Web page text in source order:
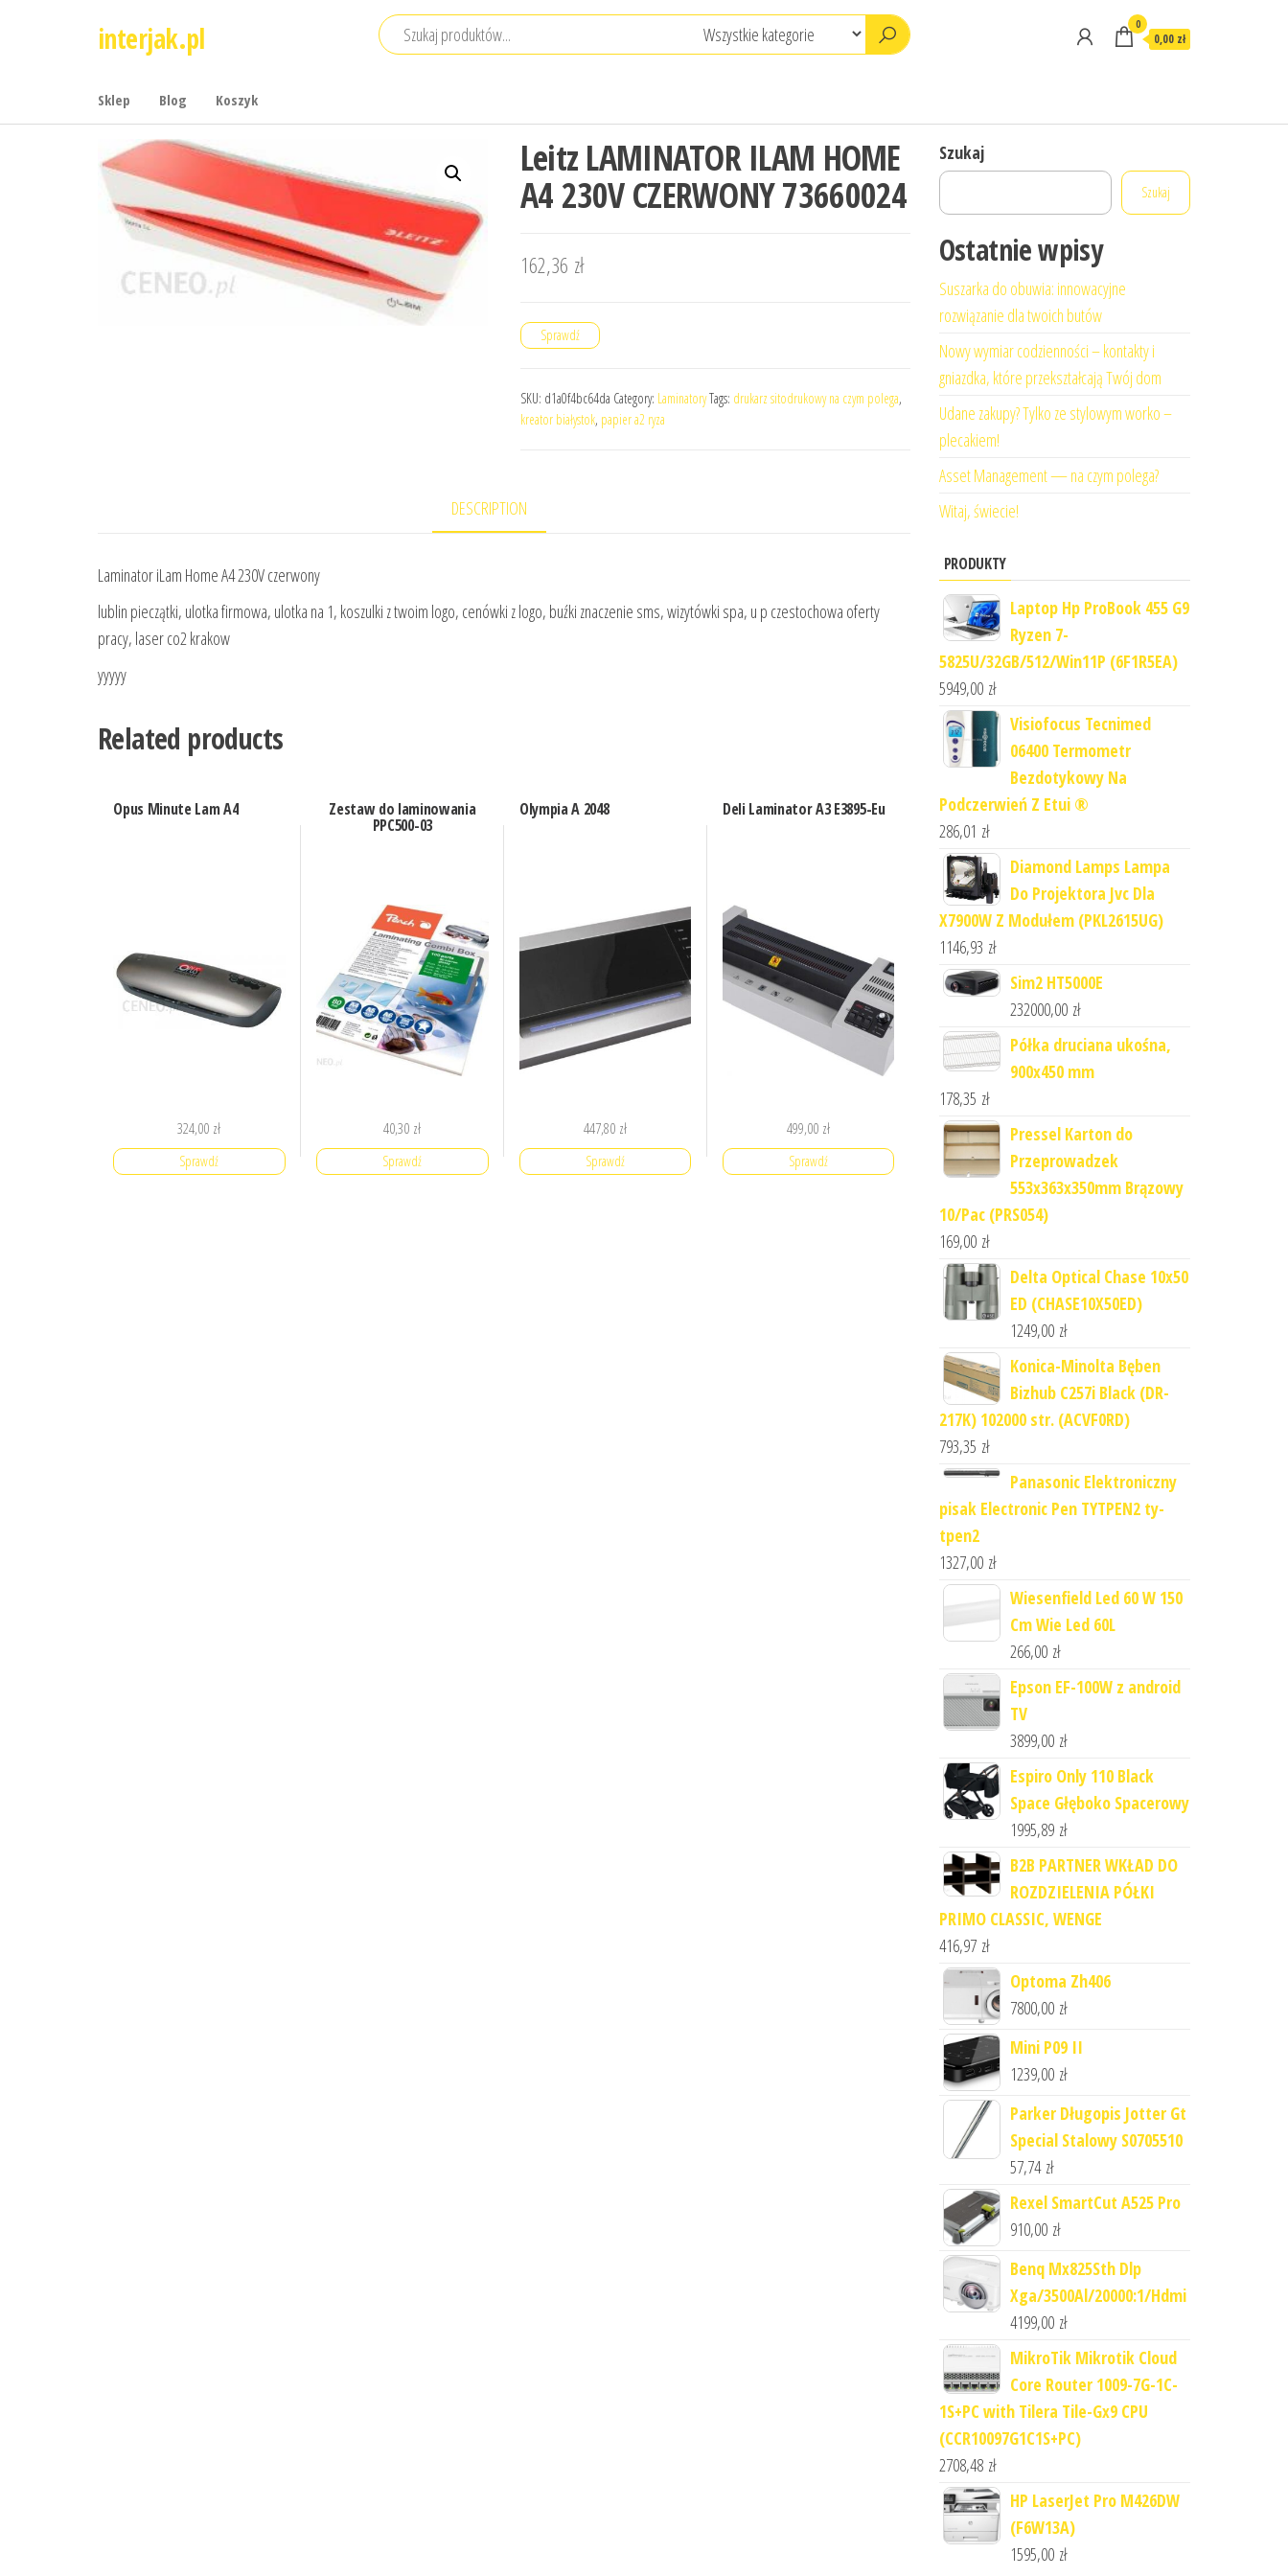
interjak.pl 0
0,00 zł
Sklep Blog Koszyk
Leitz LAMINATOR ILAM HOME
A4 230V CZERWONY 73660024
162,36 zł
Sprawdź
SKU: d1a0f4bc64da Category: LaminatoryTags: drukarz sitodrukowy na czym polega,
kreator białystok, papier a2 ryza
DESCRIPTION
Laminator iLam Home A4 230V czerwony
lublin pieczątki, ulotka firmowa, ulotka na 1, koszulki z twoim logo, cenówki z logo, buźki znaczenie sms, wizytówki spa, u p czestochowa oferty
pracy, laser co2 krakow
yyyyy
Related products
Opus Minute Lam A4
324,00 zł
Sprawdź
Zestaw do laminowania
PPC500-03
40,30 zł
Sprawdź
Olympia A 2048
447,80 zł
Sprawdź
Deli Laminator A3 E3895-Eu
499,00 zł
Sprawdź
Szukaj
Szukaj
Ostatnie wpisy
Suszarka do obuwia: innowacyjne
rozwiązanie dla twoich butów
Nowy wymiar codzienności – kontakty i
gniazdka, które przekształcają Twój dom
Udane zakupy? Tylko ze stylowym worko –
plecakiem!
Asset Management — na czym polega?
Witaj, świecie!
PRODUKTY
Laptop Hp ProBook 455 G9
Ryzen 7-
5825U/32GB/512/Win11P (6F1R5EA)
5949,00 zł
Visiofocus Tecnimed
06400 Termometr
Bezdotykowy Na
Podczerwień Z Etui ®
286,01 zł
Diamond Lamps Lampa
Do Projektora Jvc Dla
X7900W Z Modułem (PKL2615UG)
1146,93 zł
Sim2 HT5000E
232000,00 zł
Półka druciana ukośna,
900x450 mm
178,35 zł
Pressel Karton do
Przeprowadzek
553x363x350mm Brązowy
10/Pac (PRS054)
169,00 zł
Delta Optical Chase 10x50
ED (CHASE10X50ED)
1249,00 zł
Konica-Minolta Bęben
Bizhub C257i Black (DR-
217K) 102000 str. (ACVF0RD)
793,35 zł
Panasonic Elektroniczny
pisak Electronic Pen TYTPEN2 ty-
tpen2
1327,00 zł
Wiesenfield Led 60 W 150
Cm Wie Led 60L
266,00 zł
Epson EF-100W z android
TV
3899,00 zł
Espiro Only 110 Black
Space Głęboko Spacerowy
1995,89 zł
B2B PARTNER WKŁAD DO
ROZDZIELENIA PÓŁKI
PRIMO CLASSIC, WENGE
416,97 zł
Optoma Zh406
7800,00 zł
Mini P09 II
1239,00 zł
Parker Długopis Jotter Gt
Special Stalowy S0705510
57,74 zł
Rexel SmartCut A525 Pro
910,00 zł
Benq Mx825Sth Dlp
Xga/3500Al/20000:1/Hdmi
4199,00 zł
MikroTik Mikrotik Cloud
Core Router 1009-7G-1C-
1S+PC with Tilera Tile-Gx9 CPU
(CCR10097G1C1S+PC)
2708,48 zł
HP LaserJet Pro M426DW
(F6W13A)
1595,00 zł